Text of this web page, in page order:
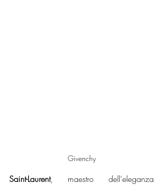
Givenchy
Saint-Laurent, maestro dell'eleganza